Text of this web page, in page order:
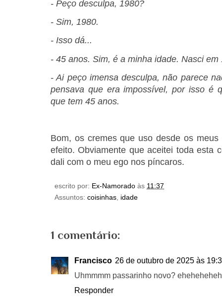
- Peço desculpa, 1980?
- Sim, 1980.
- Isso dá...
- 45 anos. Sim, é a minha idade. Nasci
- Ai peço imensa desculpa, não parece
pensava que era impossível, por isso é
que tem 45 anos.
Bom, os cremes que uso desde os
efeito. Obviamente que aceitei toda esta
dali com o meu ego nos píncaros.
escrito por: Ex-Namorado às 11:37
Assuntos: coisinhas idade
1 comentário:
Francisco 26 de outubro de 2025 às
Uhmmmm passarinho novo?
Responder